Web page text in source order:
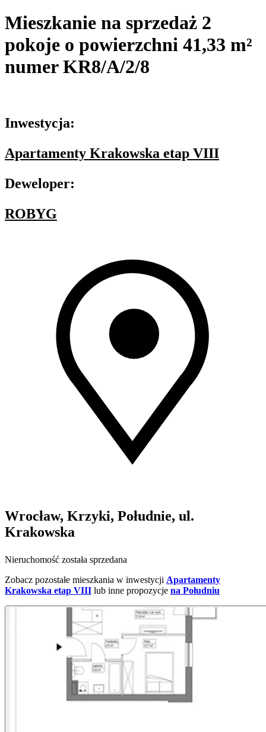
Mieszkanie na sprzedaż 2
pokoje o powierzchni 41,33 m²
numer KR8/A/2/8
Inwestycja:
Apartamenty Krakowska etap VIII
Deweloper:
ROBYG
Wrocław, Krzyki, Południe, ul.
Krakowska
Nieruchomość została sprzedana
Zobacz pozostałe mieszkania w inwestycji Apartamenty
Krakowska etap VIII lub inne propozycje na Południu